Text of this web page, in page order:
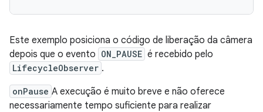
Este exemplo posiciona o código de liberação da câmera
depois que o evento ON_PAUSE é recebido pelo
LifecycleObserver .
onPause A execução é muito breve e não oferece
necessariamente tempo suficiente para realizar